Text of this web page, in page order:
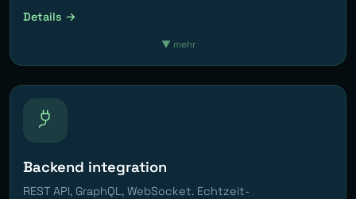
Details →
▼ mehr
Backend integration
REST API, GraphQL, WebSocket. Echtzeit-